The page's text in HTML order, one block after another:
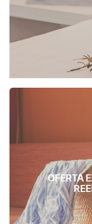
OFERTA